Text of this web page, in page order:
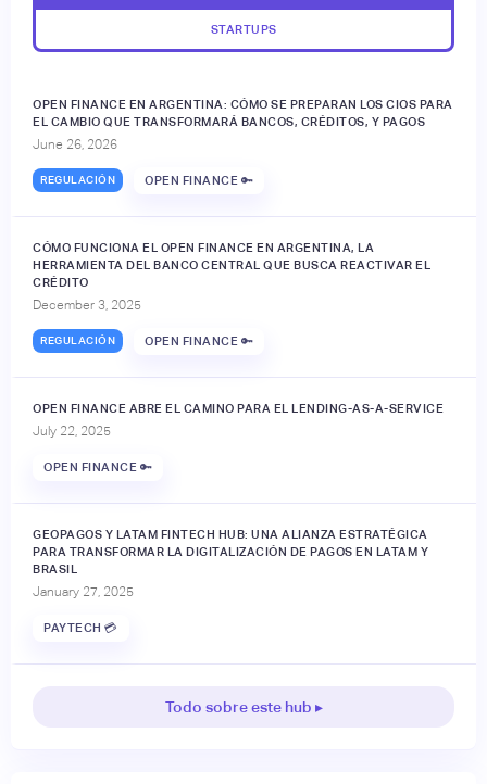
STARTUPS
OPEN FINANCE EN ARGENTINA: CÓMO SE PREPARAN LOS CIOS PARA
EL CAMBIO QUE TRANSFORMARÁ BANCOS, CRÉDITOS, Y PAGOS
June 26, 2026
REGULACIÓN OPEN FINANCE 🔑
CÓMO FUNCIONA EL OPEN FINANCE EN ARGENTINA, LA
HERRAMIENTA DEL BANCO CENTRAL QUE BUSCA REACTIVAR EL
CRÉDITO
December 3, 2025
REGULACIÓN OPEN FINANCE 🔑
OPEN FINANCE ABRE EL CAMINO PARA EL LENDING-AS-A-SERVICE
July 22, 2025
OPEN FINANCE 🔑
GEOPAGOS Y LATAM FINTECH HUB: UNA ALIANZA ESTRATÉGICA
PARA TRANSFORMAR LA DIGITALIZACIÓN DE PAGOS EN LATAM Y
BRASIL
January 27, 2025
PAYTECH 💳
Todo sobre este hub ▸